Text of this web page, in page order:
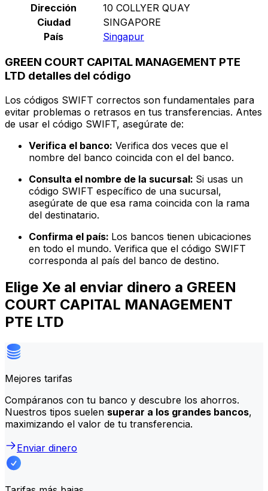
Dirección
10 COLLYER QUAY
Ciudad
SINGAPORE
País
Singapur
GREEN COURT CAPITAL MANAGEMENT PTE
LTD detalles del código
Los códigos SWIFT correctos son fundamentales para
evitar problemas o retrasos en tus transferencias. Antes
de usar el código SWIFT, asegúrate de:
Verifica el banco: Verifica dos veces que el
nombre del banco coincida con el del banco.
Consulta el nombre de la sucursal: Si usas un
código SWIFT específico de una sucursal,
asegúrate de que esa rama coincida con la rama
del destinatario.
Confirma el país: Los bancos tienen ubicaciones
en todo el mundo. Verifica que el código SWIFT
corresponda al país del banco de destino.
Elige Xe al enviar dinero a GREEN
COURT CAPITAL MANAGEMENT
PTE LTD
Mejores tarifas
Compáranos con tu banco y descubre los ahorros.
Nuestros tipos suelen superar a los grandes bancos,
maximizando el valor de tu transferencia.
Enviar dinero